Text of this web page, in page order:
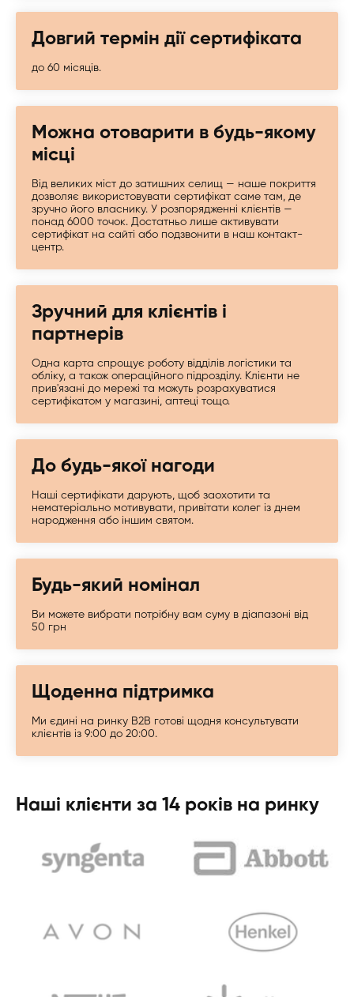
Довгий термін дії сертифіката
до 60 місяців.
Можна отоварити в будь-якому
місці
Від великих міст до затишних селищ — наше покриття
дозволяє використовувати сертифікат саме там, де
зручно його власнику. У розпорядженні клієнтів —
понад 6000 точок. Достатньо лише активувати
сертифікат на сайті або подзвонити в наш контакт-
центр.
Зручний для клієнтів і
партнерів
Одна карта спрощує роботу відділів логістики та
обліку, а також операційного підрозділу. Клієнти не
прив'язані до мережі та можуть розрахуватися
сертифікатом у магазині, аптеці тощо.
До будь-якої нагоди
Наші сертифікати дарують, щоб заохотити та
нематеріально мотивувати, привітати колег із днем ​​
народження або іншим святом.
Будь-який номінал
Ви можете вибрати потрібну вам суму в діапазоні від
50 грн
Щоденна підтримка
Ми єдині на ринку B2B готові щодня консультувати
клієнтів із 9:00 до 20:00.
Наші клієнти за 14 років на ринку